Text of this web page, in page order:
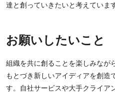
達と創っていきたいと考えていま
お願いしたいこと
組織を共に創ることを楽しみなが
もとづき新しいアイディアを創造
す。自社サービスや大手クライア